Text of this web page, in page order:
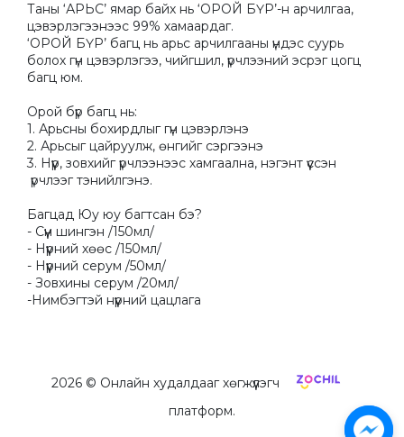
Таны ‘АРЬС’ ямар байх нь ‘ОРОЙ БҮР’-н арчилгаа,
цэвэрлэгээнээс 99% хамаардаг.
‘ОРОЙ БҮР’ багц нь арьс арчилгааны үндэс суурь
болох гүн цэвэрлэгээ, чийгшил, үрчлээний эсрэг цогц
багц юм.
Орой бүр багц нь:
1. Арьсны бохирдлыг гүн цэвэрлэнэ
2. Арьсыг цайруулж, өнгийг сэргээнэ
3. Нүүр, зовхийг үрчлээнээс хамгаална, нэгэнт үүссэн
Багцад Юу юу багтсан бэ?
- Сүүн шингэн /150мл/
- Нүүрний хөөс /150мл/
- Нүүрний серум /50мл/
- Зовхины серум /20мл/
-Нимбэгтэй нүүрний цацлага
2026© Онлайн худалдааг хөгжүүлэгч
платформ.